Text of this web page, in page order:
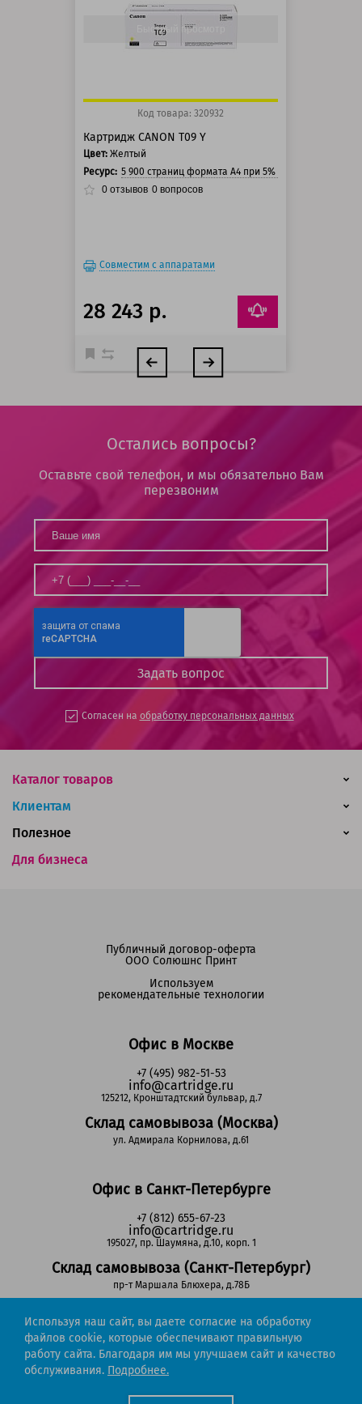
125 баллов
Быстрый просмотр
Код товара: 320932
Картридж CANON T09 Y
Цвет: Желтый
Ресурс: 5 900 страниц формата A4 при 5% заполнении
0 отзывов 0 вопросов
Совместим с аппаратами
28 243 р.
Остались вопросы?
Оставьте свой телефон, и мы обязательно Вам
перезвоним
Согласен на обработку персональных данных
Каталог товаров
Клиентам
Для бизнеса
Полезное
Офис в Москве
+7 (495) 982-51-53
info@cartridge.ru
125212, Кронштадтский бульвар, д.7
Склад самовывоза (Москва)
ул. Адмирала Корнилова, д.61
Офис в Санкт-Петербурге
+7 (812) 655-67-23
info@cartridge.ru
195027, пр. Шаумяна, д.10, корп. 1
Склад самовывоза (Санкт-Петербург)
пр-т Маршала Блюхера, д.78Б
Регионы РФ
8-800-302-51-53
(звонок бесплатный)
Публичный договор-оферта
ООО Солюшнс Принт
Используем
рекомендательные технологии
Используя наш сайт, вы даете согласие на обработку
файлов cookie, которые обеспечивают правильную
работу сайта. Благодаря им мы улучшаем сайт и качество
обслуживания. Подробнее.